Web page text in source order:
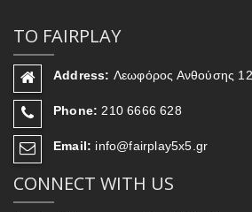
ΤΟ FAIRPLAY
Address: Λεωφόρος Ανθούσης
Phone: 210 6666 628
Email: info@fairplay5x5.gr
CONNECT WITH US